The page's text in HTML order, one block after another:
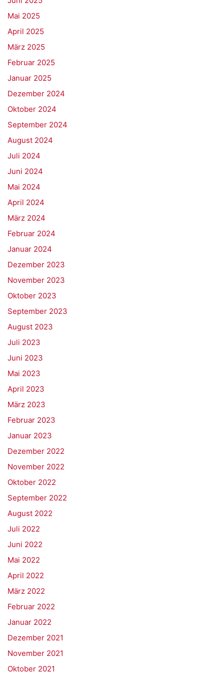
Mai 2025
April 2025
März 2025
Februar 2025
Januar 2025
Dezember 2024
Oktober 2024
September 2024
August 2024
Juli 2024
Juni 2024
Mai 2024
April 2024
März 2024
Februar 2024
Januar 2024
Dezember 2023
November 2023
Oktober 2023
September 2023
August 2023
Juli 2023
Juni 2023
Mai 2023
April 2023
März 2023
Februar 2023
Januar 2023
Dezember 2022
November 2022
Oktober 2022
September 2022
August 2022
Juli 2022
Juni 2022
Mai 2022
April 2022
März 2022
Februar 2022
Januar 2022
Dezember 2021
November 2021
Oktober 2021